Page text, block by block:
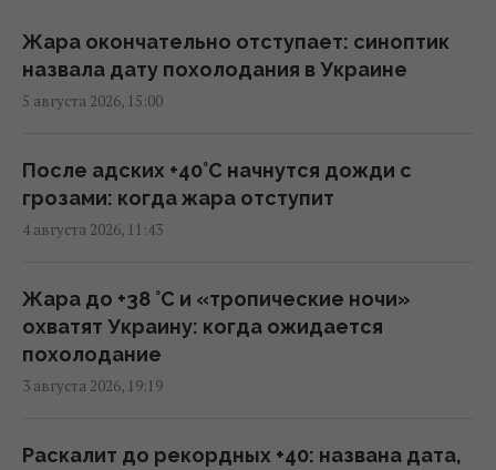
США готовят новую ядерную стратегию на
случай войны с Россией или Китаем, - NBC
16:23 среда, 05 августа 2026
Украина становится для Европы важнее,
14:14 среда, 05 августа 2026
Трамп отказался передать Украине
ракеты для Patriot, – FT
Жара окончательно отступает: синоптик
назвала дату похолодания в Украине
5 августа 2026, 15:00
После адских +40°C начнутся дожди с
грозами: когда жара отступит
4 августа 2026, 11:43
Жара до +38 °С и «тропические ночи»
охватят Украину: когда ожидается
похолодание
3 августа 2026, 19:19
Раскалит до рекордных +40: названа дата,